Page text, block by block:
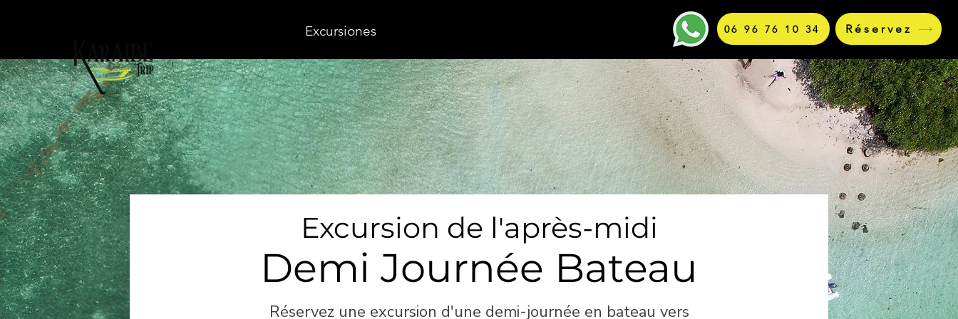
Excursiones 06 96 76 10 34 Réservez
Demi Journée Bateau
Excursion de l'après-midi
Réservez une excursion d'une demi-journée en bateau vers